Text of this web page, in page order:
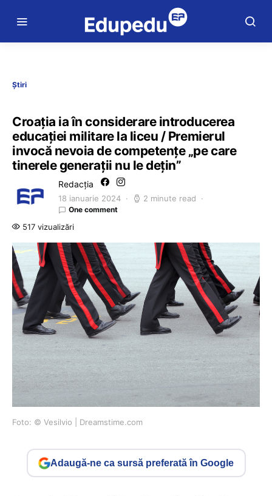
Știri
Croația ia în considerare introducerea
educației militare la liceu / Premierul
invocă nevoia de competențe „pe care
tinerele generații nu le dețin”
Redacția
18 ianuarie 2024 2 minute read
One comment
517 vizualizări
Foto: © Vesilvio | Dreamstime.com
Adaugă-ne ca sursă preferată în Google